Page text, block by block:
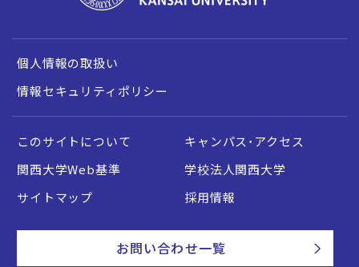
個人情報の取扱い
情報セキュリティポリシー
このサイトについて
キャンパス・アクセス
関西大学Web基準
学校法人関西大学
サイトマップ
採用情報
お問い合わせ一覧